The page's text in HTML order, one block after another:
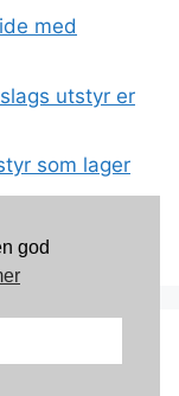
med
utstyr er
som lager
god